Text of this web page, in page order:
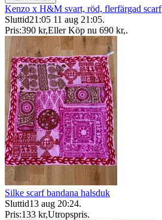
Kenzo x H&M svart, röd, flerfärgad scarf
Sluttid21:05 11 aug 21:05.
Pris:390 kr,Eller Köp nu 690 kr,.
Silke scarf bandana halsduk
Sluttid13 aug 20:24.
Pris:133 kr,Utropspris.